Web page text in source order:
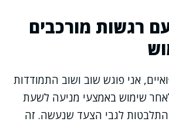
רגשות מורכבים
אני פוגש שוב ושוב התמודדות
שימוש באמצעי מניעה לשעת
לגבי הצעד שנעשה. זה